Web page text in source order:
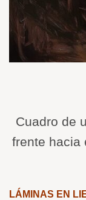
Cuadro de
frente hacia
LÁMINAS EN